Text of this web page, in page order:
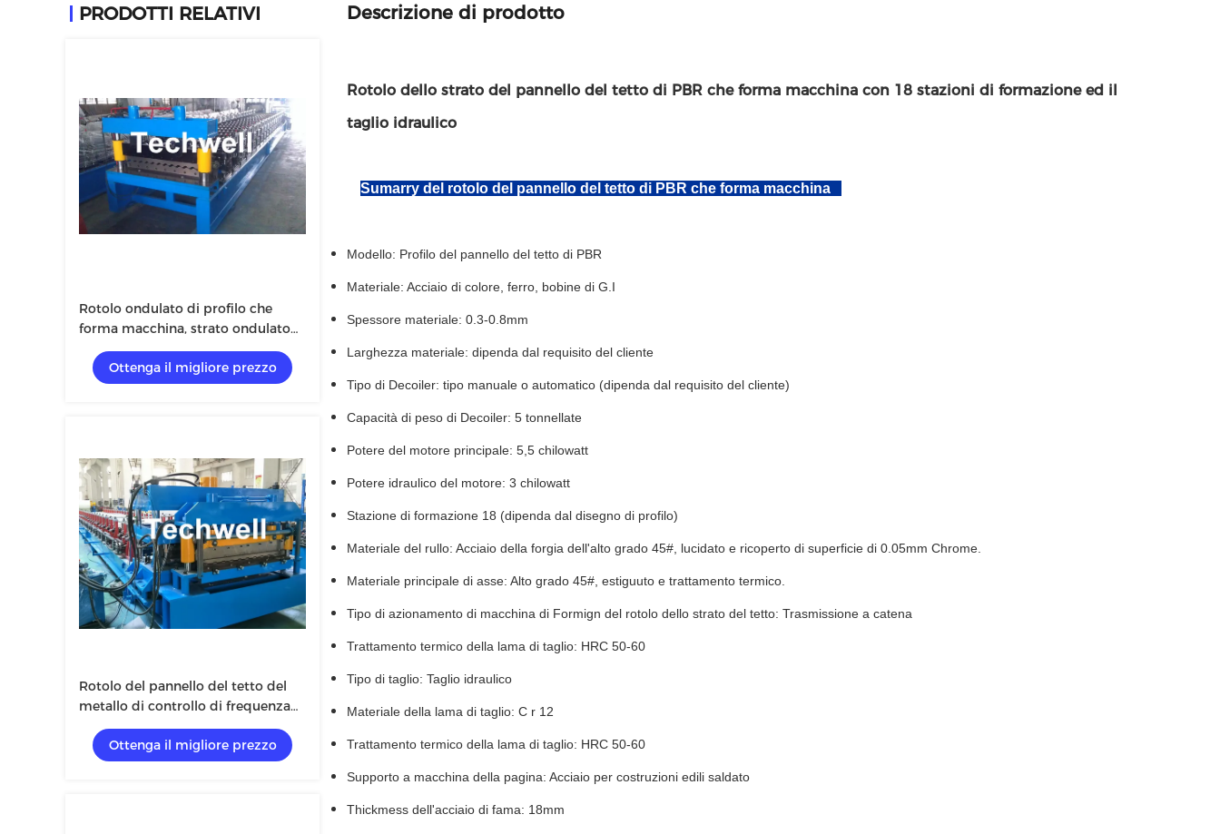
PRODOTTI RELATIVI
Rotolo ondulato di profilo che
forma macchina, strato ondulato
che fa macchina con il sistema di
controllo dello SpA
Ottenga il migliore prezzo
Rotolo del pannello del tetto del
metallo di controllo di frequenza
dello SpA che forma macchina con
l'acciaio di colore, materia prima di
PPGI
Ottenga il migliore prezzo
Descrizione di prodotto
Rotolo dello strato del pannello del tetto di PBR che forma macchina con 18 stazioni di formazione ed il
taglio idraulico
Sumarry del rotolo del pannello del tetto di PBR che forma macchina
Modello: Profilo del pannello del tetto di PBR
Materiale: Acciaio di colore, ferro, bobine di G.I
Spessore materiale: 0.3-0.8mm
Larghezza materiale: dipenda dal requisito del cliente
Tipo di Decoiler: tipo manuale o automatico (dipenda dal requisito del cliente)
Capacità di peso di Decoiler: 5 tonnellate
Potere del motore principale: 5,5 chilowatt
Potere idraulico del motore: 3 chilowatt
Stazione di formazione 18 (dipenda dal disegno di profilo)
Materiale del rullo: Acciaio della forgia dell'alto grado 45#, lucidato e ricoperto di superficie di 0.05mm Chrome.
Materiale principale di asse: Alto grado 45#, estiguuto e trattamento termico.
Tipo di azionamento di macchina di Formign del rotolo dello strato del tetto: Trasmissione a catena
Trattamento termico della lama di taglio: HRC 50-60
Tipo di taglio: Taglio idraulico
Materiale della lama di taglio: C r 12
Trattamento termico della lama di taglio: HRC 50-60
Supporto a macchina della pagina: Acciaio per costruzioni edili saldato
Thickmess dell'acciaio di fama: 18mm